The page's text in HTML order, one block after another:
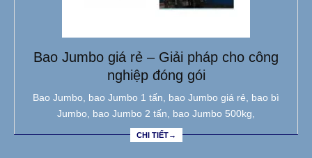
Bao Jumbo giá rẻ – Giải pháp cho công
nghiệp đóng gói
Bao Jumbo, bao Jumbo 1 tấn, bao Jumbo giá rẻ, bao bì
Jumbo, bao Jumbo 2 tấn, bao Jumbo 500kg,
CHI TIẾT→